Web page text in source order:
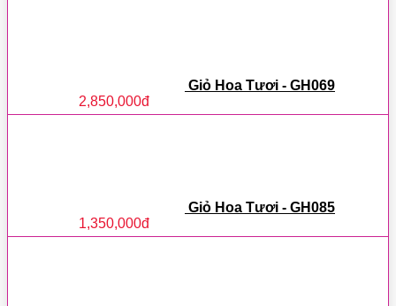
Giỏ Hoa Tươi - GH069
2,850,000đ
Giỏ Hoa Tươi - GH085
1,350,000đ